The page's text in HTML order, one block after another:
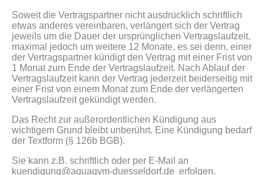
Soweit die Vertragspartner nicht ausdrücklich schriftlich
etwas anderes vereinbaren, verlängert sich der Vertrag
jeweils um die Dauer der ursprünglichen Vertragslaufzeit,
maximal jedoch um weitere 12 Monate, es sei denn, einer
der Vertragspartner kündigt den Vertrag mit einer Frist von
1 Monat zum Ende der Vertragslaufzeit. Nach Ablauf der
Vertragslaufzeit kann der Vertrag jederzeit beiderseitig mit
einer Frist von einem Monat zum Ende der verlängerten
Vertragslaufzeit gekündigt werden.
Das Recht zur außerordentlichen Kündigung aus
wichtigem Grund bleibt unberührt. Eine Kündigung bedarf
der Textform (§ 126b BGB).
Sie kann z.B. schriftlich oder per E-Mail an
kuendigung@aquagym-duesseldorf.de erfolgen.